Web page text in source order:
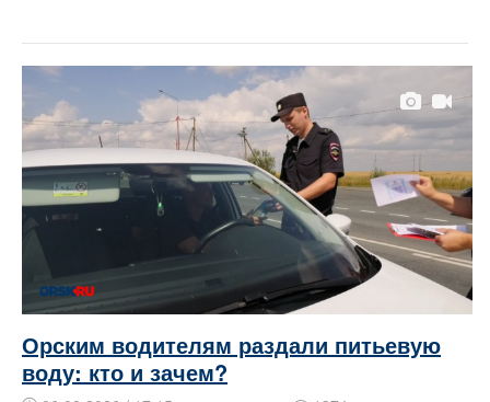
Орским водителям раздали питьевую
воду: кто и зачем?